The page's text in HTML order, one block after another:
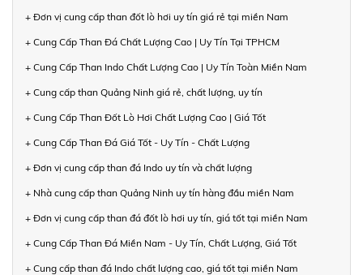
+ Đơn vị cung cấp than đốt lò hơi uy tín giá rẻ tại miền Nam
+ Cung Cấp Than Đá Chất Lượng Cao | Uy Tín Tại TPHCM
+ Cung Cấp Than Indo Chất Lượng Cao | Uy Tín Toàn Miền Nam
+ Cung cấp than Quảng Ninh giá rẻ, chất lượng, uy tín
+ Cung Cấp Than Đốt Lò Hơi Chất Lượng Cao | Giá Tốt
+ Cung Cấp Than Đá Giá Tốt - Uy Tín - Chất Lượng
+ Đơn vị cung cấp than đá Indo uy tín và chất lượng
+ Nhà cung cấp than Quảng Ninh uy tín hàng đầu miền Nam
+ Đơn vị cung cấp than đá đốt lò hơi uy tín, giá tốt tại miền Nam
+ Cung Cấp Than Đá Miền Nam - Uy Tín, Chất Lượng, Giá Tốt
+ Cung cấp than đá Indo chất lượng cao, giá tốt tại miền Nam